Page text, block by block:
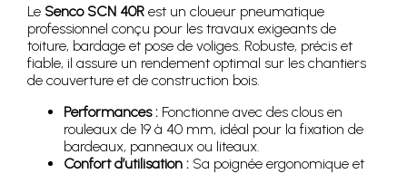
Le Senco SCN 40R est un cloueur pneumatique
professionnel conçu pour les travaux exigeants de
toiture, bardage et pose de voliges. Robuste, précis et
fiable, il assure un rendement optimal sur les chantiers
de couverture et de construction bois.
Performances : Fonctionne avec des clous en
rouleaux de 19 à 40 mm, idéal pour la fixation de
bardeaux, panneaux ou liteaux.
Confort d’utilisation : Sa poignée ergonomique et